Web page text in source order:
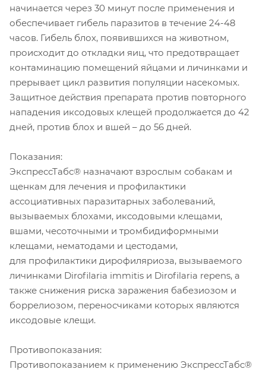
начинается через 30 минут после применения и
обеспечивает гибель паразитов в течение 24-48
часов. Гибель блох, появившихся на животном,
происходит до откладки яиц, что предотвращает
контаминацию помещений яйцами и личинками и
прерывает цикл развития популяции насекомых.
Защитное действия препарата против повторного
нападения иксодовых клещей продолжается до 42
дней, против блох и вшей – до 56 дней.
Показания:
ЭкспрессТабс® назначают взрослым собакам и
щенкам для лечения и профилактики
ассоциативных паразитарных заболеваний,
вызываемых блохами, иксодовыми клещами,
вшами, чесоточными и тромбидиформными
клещами, нематодами и цестодами,
для профилактики дирофиляриоза, вызываемого
личинками Dirofilaria immitis и Dirofilaria repens, а
также снижения риска заражения бабезиозом и
боррелиозом, переносчиками которых являются
иксодовые клещи.
Противопоказания:
Противопоказанием к применению ЭкспрессТабс®